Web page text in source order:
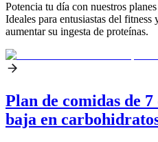
Potencia tu día con nuestros
Ideales para entusiastas del fitness
aumentar su ingesta de proteínas.
Plan de comidas de
baja en